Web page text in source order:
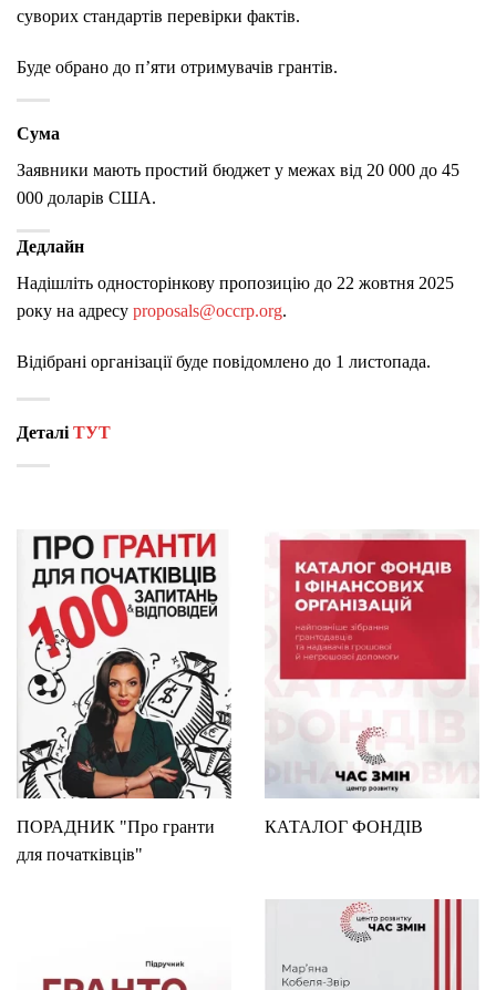
суворих стандартів перевірки фактів.
Буде обрано до п’яти отримувачів грантів.
Сума
Заявники мають простий бюджет у межах від 20 000 до 45
000 доларів США.
Дедлайн
Надішліть односторінкову пропозицію до 22 жовтня 2025
року на адресу proposals@occrp.org.
Відібрані організації буде повідомлено до 1 листопада.
ДеталіТУТ
ПОРАДНИК "Про гранти
для початківців"
КАТАЛОГ ФОНДІВ